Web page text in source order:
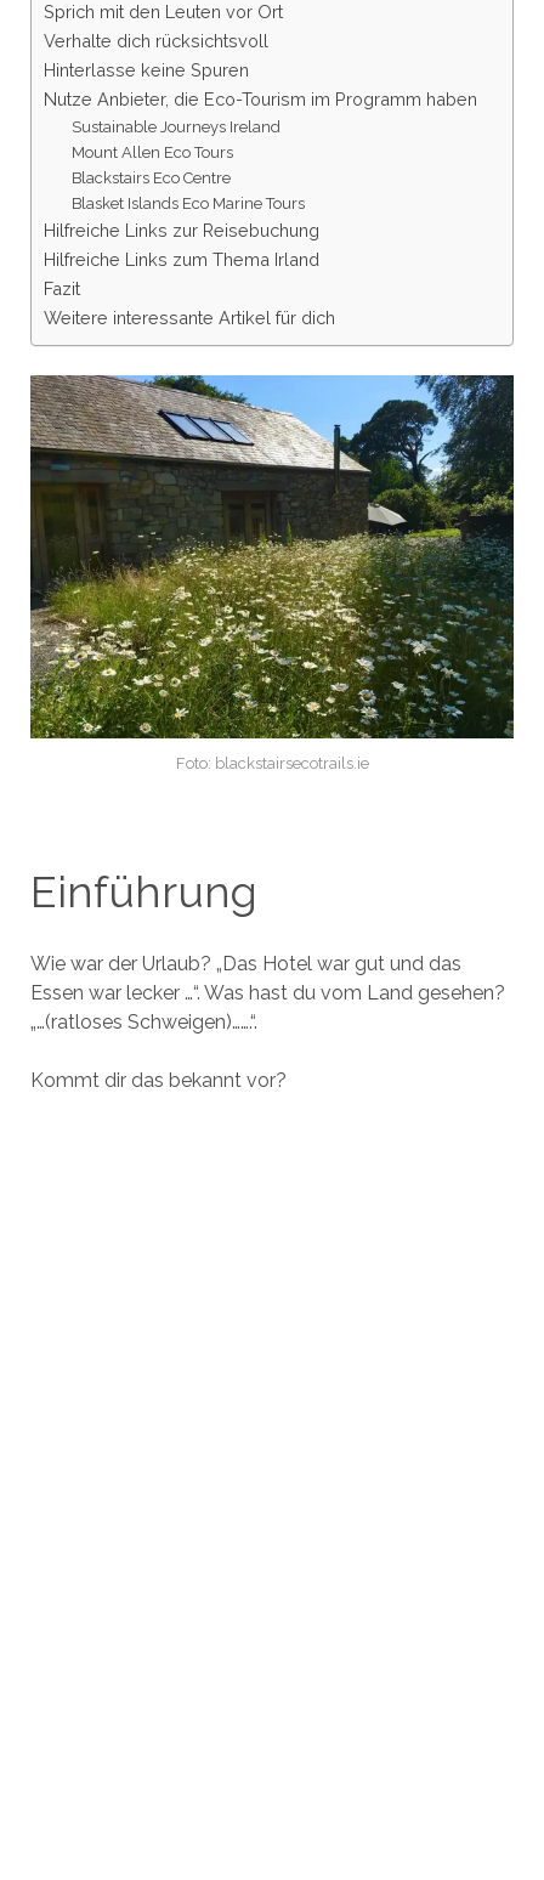
Sprich mit den Leuten vor Ort
Verhalte dich rücksichtsvoll
Hinterlasse keine Spuren
Nutze Anbieter, die Eco-Tourism im Programm haben
Sustainable Journeys Ireland
Mount Allen Eco Tours
Blackstairs Eco Centre
Blasket Islands Eco Marine Tours
Hilfreiche Links zur Reisebuchung
Hilfreiche Links zum Thema Irland
Fazit
Weitere interessante Artikel für dich
Foto: blackstairsecotrails.ie
Einführung
Wie war der Urlaub? „Das Hotel war gut und das
Essen war lecker …“. Was hast du vom Land gesehen?
„…(ratloses Schweigen)…….“.
Kommt dir das bekannt vor?